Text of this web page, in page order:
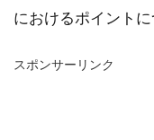
におけるポイント
スポンサーリンク